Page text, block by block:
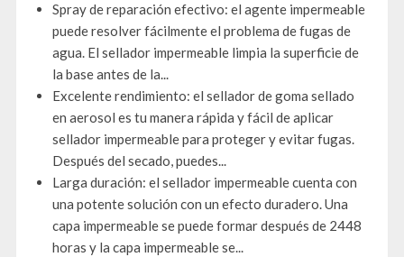
Spray de reparación efectivo: el agente impermeable
puede resolver fácilmente el problema de fugas de
agua. El sellador impermeable limpia la superficie de
la base antes de la...
Excelente rendimiento: el sellador de goma sellado
en aerosol es tu manera rápida y fácil de aplicar
sellador impermeable para proteger y evitar fugas.
Después del secado, puedes...
Larga duración: el sellador impermeable cuenta con
una potente solución con un efecto duradero. Una
capa impermeable se puede formar después de 2448
horas y la capa impermeable se...